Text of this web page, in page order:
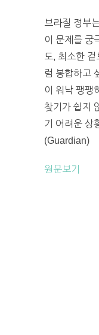
브라질 정부
이 문제를 궁
도, 최소한 겉
럼 봉합하고
이 워낙 팽팽
찾기가 쉽지
기 어려운 상
(Guardian)
원문보기